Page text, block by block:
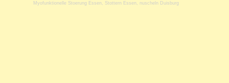
Myofunktionelle Stoerung Essen , Stottern Essen , nuscheln Duisburg